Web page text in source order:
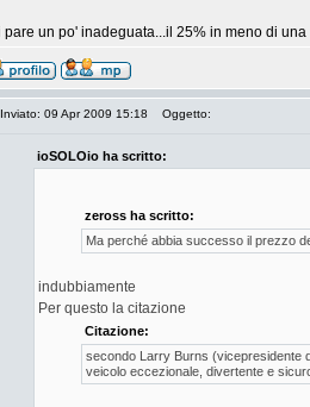
pare un po' inadeguata...il 25% in meno di
Inviato: 09 Apr 2009 15:18 Oggetto:
ioSOLOio ha scritto:
zeross ha scritto:
Ma perché abbia successo il prezzo
indubbiamente
Per questo la citazione
Citazione:
secondo Larry Burns (vicepresidente
veicolo eccezionale, divertente e